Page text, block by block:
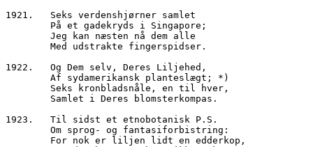
1921.	Seks verdenshjørner samlet
        På et gadekryds i Singapore;
        Jeg kan næsten nå dem alle
        Med udstrakte fingerspidser.
1922.	Og Dem selv, Deres Liljehed,
        Af sydamerikansk planteslægt; *)
        Seks kronbladsnåle, en til hver,
        Samlet i Deres blomsterkompas.
1923.   Til sidst et etnobotanisk P.S.
        Om sprog- og fantasiforbistring:
        For nok er liljen lidt en edderkop,